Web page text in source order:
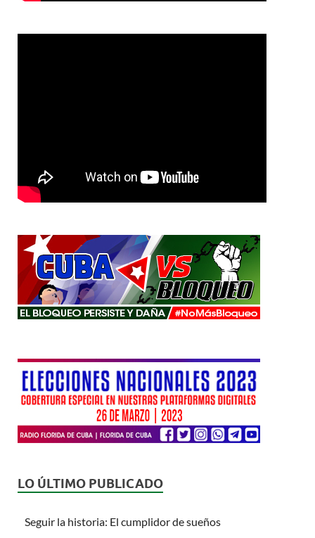
LO ÚLTIMO PUBLICADO
Seguir la historia: El cumplidor de sueños